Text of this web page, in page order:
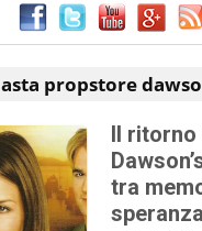
asta propstore
Il ritorno
tra
speranza